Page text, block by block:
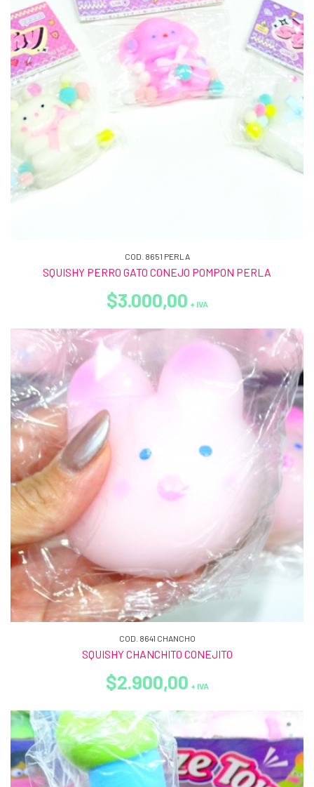
COD. 8651 PERLA
SQUISHY PERRO GATO CONEJO POMPON PERLA
$3.000,00 + IVA
COD. 8641 CHANCHO
SQUISHY CHANCHITO CONEJITO
$2.900,00 + IVA